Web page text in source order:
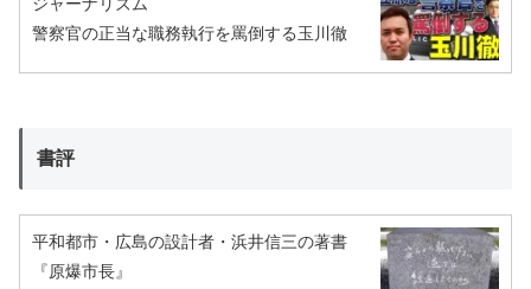
ジャーナリズム
警察官の正当な職務執行を罵倒する玉川徹
書評
平和都市・広島の設計者・浜井信三の著書
『原爆市長』